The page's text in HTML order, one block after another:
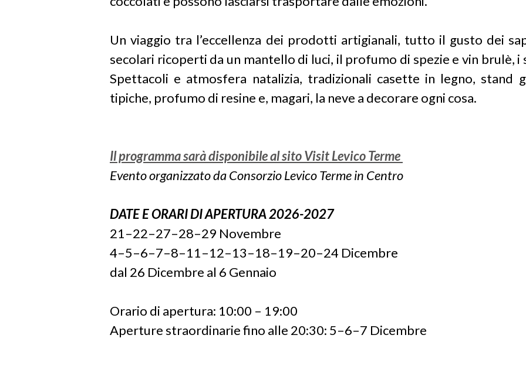
Un viaggio tra l’eccellenza dei prodotti artigianali, tutto il gusto dei
secolari ricoperti da un mantello di luci, il profumo di spezie e vin brulè,
Spettacoli e atmosfera natalizia, tradizionali casette in legno, stand
tipiche, profumo di resine e, magari, la neve a decorare ogni cosa.
Il programma sarà disponibile al sito Visit Levico Terme
Evento organizzato da Consorzio Levico Terme in Centro
DATE E ORARI DI APERTURA 2026-2027
21–22–27–28–29 Novembre
4–5–6–7–8–11–12–13–18–19–20–24 Dicembre
dal 26 Dicembre al 6 Gennaio
Orario di apertura: 10:00 – 19:00
Aperture straordinarie fino alle 20:30: 5–6–7 Dicembre